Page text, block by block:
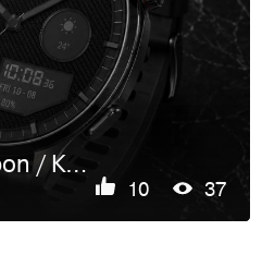
Urban Utility Carbon / Концепт watch face для HUAWE
10 37